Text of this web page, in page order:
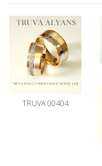
TRUVA 00404